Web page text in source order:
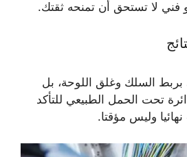
فني لا تستحق أن تمنحه ثقتك.
بربط السلك وغلق اللوحة، بل
تحت الحمل الطبيعي للتأكد
وليس مؤقتا.